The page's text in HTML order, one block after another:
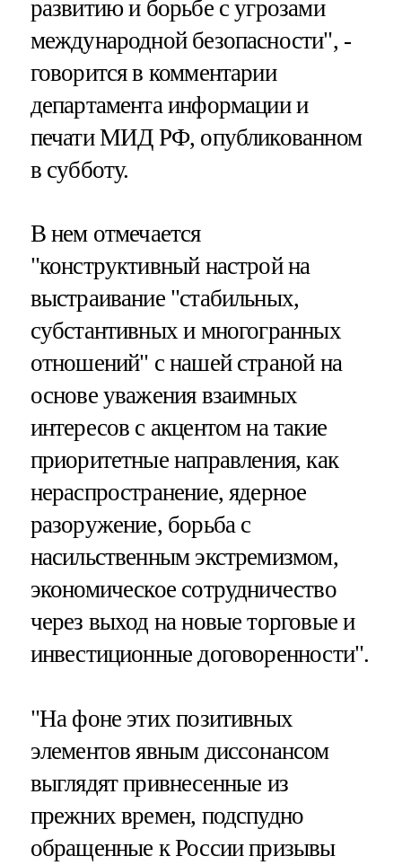
развитию и борьбе с угрозами
международной безопасности", -
говорится в комментарии
департамента информации и
печати МИД РФ, опубликованном
в субботу.
В нем отмечается
"конструктивный настрой на
выстраивание "стабильных,
субстантивных и многогранных
отношений" с нашей страной на
основе уважения взаимных
интересов с акцентом на такие
приоритетные направления, как
нераспространение, ядерное
разоружение, борьба с
насильственным экстремизмом,
экономическое сотрудничество
через выход на новые торговые и
инвестиционные договоренности".
"На фоне этих позитивных
элементов явным диссонансом
выглядят привнесенные из
прежних времен, подспудно
обращенные к России призывы